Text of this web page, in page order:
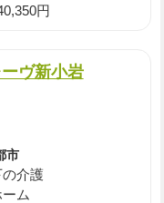
円
ヴ新小岩
市
介護
ム